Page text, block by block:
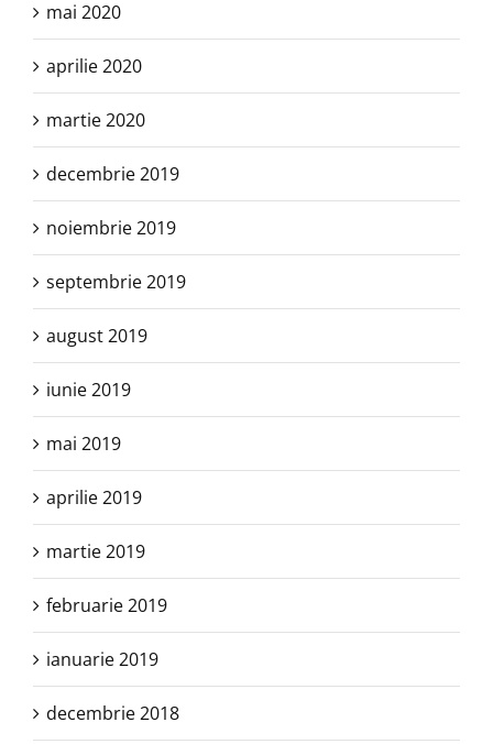
mai 2020
aprilie 2020
martie 2020
decembrie 2019
noiembrie 2019
septembrie 2019
august 2019
iunie 2019
mai 2019
aprilie 2019
martie 2019
februarie 2019
ianuarie 2019
decembrie 2018